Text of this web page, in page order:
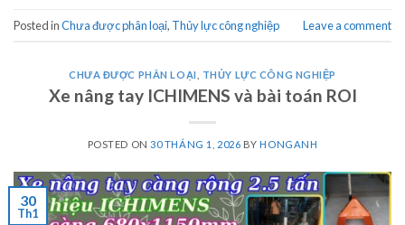
Posted inChưa được phân loại, Thủy lực công nghiệp Leave a comment
CHƯA ĐƯỢC PHÂN LOẠI THỦY LỰC CÔNG NGHIỆP
Xe nâng tay ICHIMENS và bài toán ROI
POSTED ON30 THÁNG 1, 2026 BYHONGANH
30
Th1